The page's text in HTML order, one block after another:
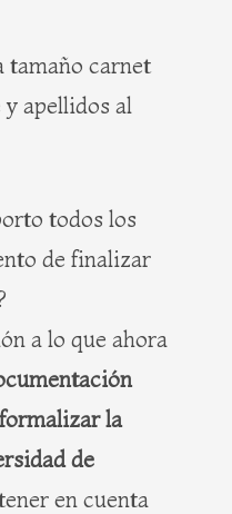
tamaño carnet
apellidos al
todos los
de finalizar
a lo que ahora
la
de
en cuenta